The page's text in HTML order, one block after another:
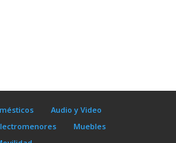
Audio y Video
Muebles